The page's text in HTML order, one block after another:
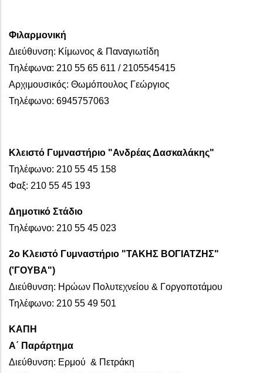
Φιλαρμονική
Διεύθυνση: Κίμωνος & Παναγιωτίδη
Τηλέφωνα: 210 55 65 611 / 2105545415
Αρχιμουσικός: Θωμόπουλος Γεώργιος
Τηλέφωνο: 6945757063
Κλειστό Γυμναστήριο "Ανδρέας Δασκαλάκης"
Τηλέφωνο: 210 55 45 158
Φαξ: 210 55 45 193
Δημοτικό Στάδιο
Τηλέφωνο: 210 55 45 023
2ο Κλειστό Γυμναστήριο "ΤΑΚΗΣ ΒΟΓΙΑΤΖΗΣ"
('ΓΟΥΒΑ")
Διεύθυνση: Ηρώων Πολυτεχνείου & Γοργοποτάμου
Τηλέφωνο: 210 55 49 501
ΚΑΠΗ
Α΄ Παράρτημα
Διεύθυνση: Ερμού & Πετράκη